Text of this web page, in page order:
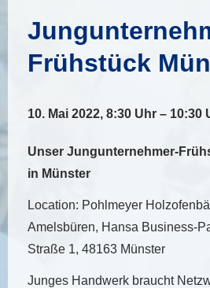
Frühstück
10. Mai 2022, 8:30 Uhr – 10:30
Unser Jungunternehmer-
in Münster
Location: Pohlmeyer
Amelsbüren, Hansa Business-
Straße 1, 48163 Münster
Junges Handwerk braucht